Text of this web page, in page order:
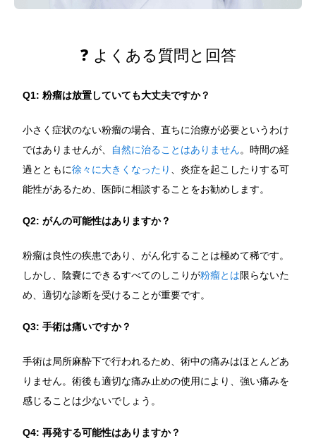
❓ よくある質問と回答
Q1: 粉瘤は放置していても大丈夫ですか？
小さく症状のない粉瘤の場合、直ちに治療が必要というわけ
ではありませんが、
自然に治ることはありません。時間の経
過とともに徐々に大きくなったり
、炎症を起こしたりする可
能性があるため、医師に相談することをお勧めします。
Q2: がんの可能性はありますか？
粉瘤は良性の疾患であり、がん化することは極めて稀です。
しかし、陰嚢にできるすべてのしこりが粉瘤とは限らないた
め、適切な診断を受けることが重要です。
Q3: 手術は痛いですか？
手術は局所麻酔下で行われるため、術中の痛みはほとんどあ
りません。術後も適切な痛み止めの使用により、強い痛みを
感じることは少ないでしょう。
Q4: 再発する可能性はありますか？